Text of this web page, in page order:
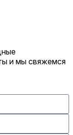
и мы свяжемся